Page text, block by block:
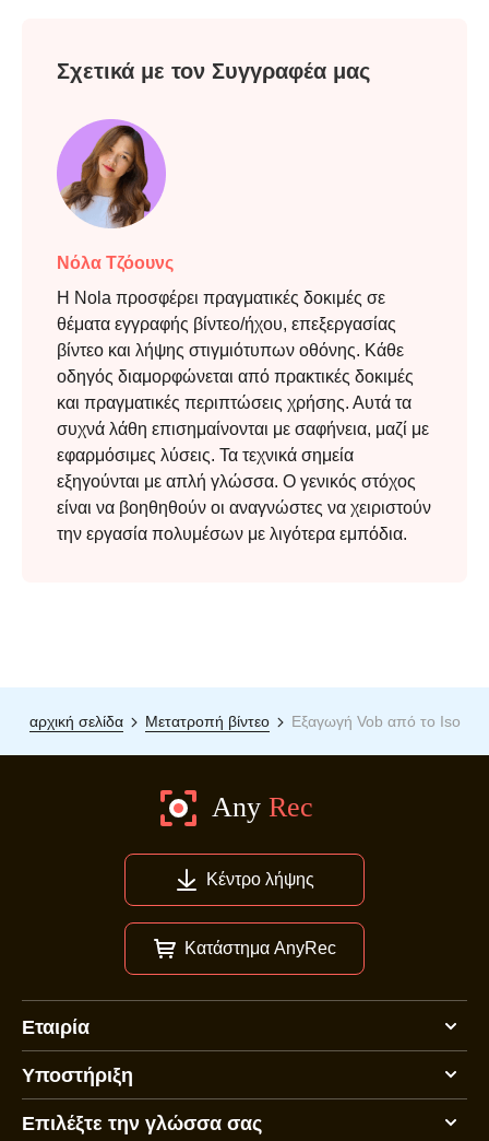
Σχετικά με τον Συγγραφέα μας
Νόλα Τζόουνς
Η Nola προσφέρει πραγματικές δοκιμές σε
θέματα εγγραφής βίντεο/ήχου, επεξεργασίας
βίντεο και λήψης στιγμιότυπων οθόνης. Κάθε
οδηγός διαμορφώνεται από πρακτικές δοκιμές
και πραγματικές περιπτώσεις χρήσης. Αυτά τα
συχνά λάθη επισημαίνονται με σαφήνεια, μαζί με
εφαρμόσιμες λύσεις. Τα τεχνικά σημεία
εξηγούνται με απλή γλώσσα. Ο γενικός στόχος
είναι να βοηθηθούν οι αναγνώστες να χειριστούν
την εργασία πολυμέσων με λιγότερα εμπόδια.
αρχική σελίδα Μετατροπή βίντεο Εξαγωγή Vob από το Iso
Κέντρο λήψης
Κατάστημα AnyRec
Εταιρία
Υποστήριξη
Επιλέξτε την γλώσσα σας